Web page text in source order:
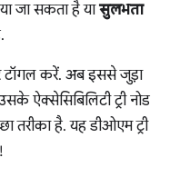
जा सकता है यासुलभता
टॉगल करें. अब इससे जुड़ा
ऐक्सेसिबिलिटी ट्री नोड
है. यह डीओएम ट्री